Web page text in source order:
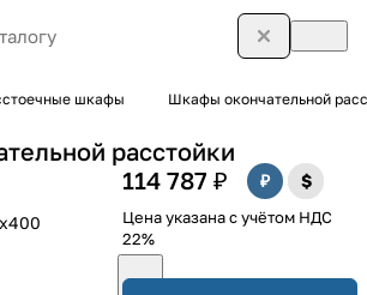
шкафы Шкафы окончательной
расстойки
114 787 ₽
Цена указана с учётом НДС
22%